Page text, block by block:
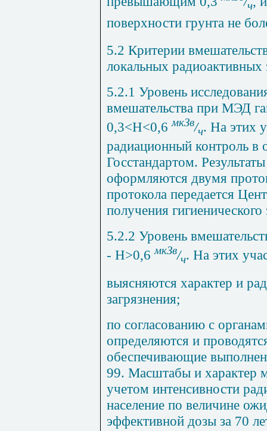
ч
поверхности грунта не
5.2 Критерии
локальных радиоактивных
5.2.1 Уровень
вмешательства при МЭД
0,3<H<0,6мкЗв/ч. На этих
радиационный контроль в
Госстандартом.
оформляются двумя
протокола передается
получения
5.2.2 Уровень
- Н>0,6мкЗв/ч. На этих
выясняются характер и
загрязнения;
по согласованию с
определяются и
обеспечивающие
99. Масштабы и характер
учетом интенсивности
население по величине
эффективной дозы за 70